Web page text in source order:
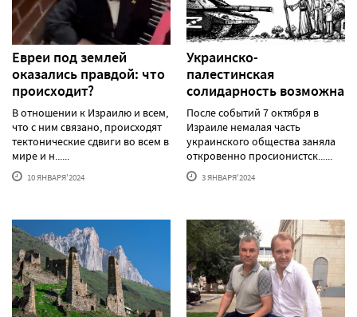
Евреи под землей
оказались правдой: что
происходит?
В отношении к Израилю и всем,
что с ним связано, происходят
тектонические сдвиги во всем в
мире и н......
10 ЯНВАРЯ'2024
Украинско-
палестинская
солидарность возможна
После событий 7 октября в
Израиле немалая часть
украинского общества заняла
откровенно просионистск......
3 ЯНВАРЯ'2024